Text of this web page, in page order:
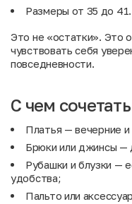
Размеры от 35 до
Это не «остатки». Это
чувствовать себя
повседневности.
С чем сочетать
Платья — вечерние
Брюки или джинсы —
Рубашки и блузки —
удобства;
Пальто или